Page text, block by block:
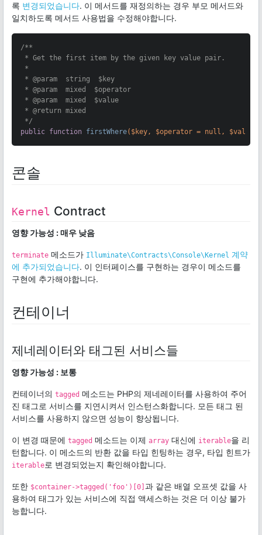
록 변경되었습니다. 이 메서드를 재정의하는 경우 부모 메서드와
일치하도록 메서드 사용법을 수정해야합니다.
/**
* Get the first item by the given key value pair.
*
* @param
  string  $key
* @param
  mixed  $operator
* @param
  mixed  $value
* @return mixed
*/
public function firstWhere($key, $operator = null, $value
콘솔
Kernel Contract
영향 가능성 : 매우 낮음
terminate 메소드가 Illuminate\Contracts\Console\Kernel 계약
에 추가되었습니다. 이 인터페이스를 구현하는 경우이 메소드를
구현에 추가해야합니다.
컨테이너
제네레이터와 태그된 서비스들
영향 가능성 : 보통
컨테이너의 tagged 메소드는 PHP의 제네레이터를 사용하여 주어
진 태그로 서비스를 지연시켜서 인스턴스화합니다. 모든 태그 된
서비스를 사용하지 않으면 성능이 향상됩니다.
이 변경 때문에 tagged 메소드는 이제 array 대신에 iterable을 리
턴합니다. 이 메소드의 반환 값을 타입 힌팅하는 경우, 타입 힌트가
iterable로 변경되었는지 확인해야합니다.
또한 $container->tagged('foo')[0] 과 같은 배열 오프셋 값을 사
용하여 태그가 있는 서비스에 직접 액세스하는 것은 더 이상 불가
능합니다.